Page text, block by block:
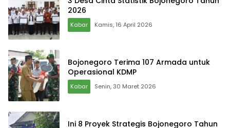
2026
Kabar Kamis, 16 April 2026
Bojonegoro Terima 107 Armada untuk
Operasional KDMP
Kabar Senin, 30 Maret 2026
Ini 8 Proyek Strategis Bojonegoro Tahun